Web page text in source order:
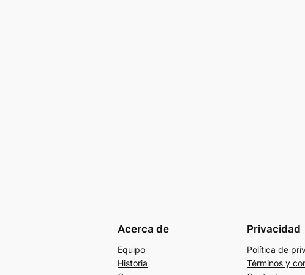
Acerca de
Equipo
Historia
Privacidad
Política de
Términos y